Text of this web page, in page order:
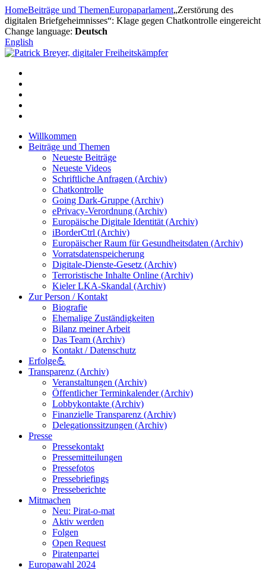
Zum
Inhalt
springen
HomeBeiträge und ThemenEuropaparlament„Zerstörung des
digitalen Briefgeheimnisses“: Klage gegen Chatkontrolle eingereicht
Change language: Deutsch
English
Willkommen
Beiträge und Themen
Neueste Beiträge
Neueste Videos
Schriftliche Anfragen (Archiv)
Chatkontrolle
Going Dark-Gruppe (Archiv)
ePrivacy-Verordnung (Archiv)
Europäische Digitale Identität (Archiv)
iBorderCtrl (Archiv)
Europäischer Raum für Gesundheitsdaten (Archiv)
Vorratsdatenspeicherung
Digitale-Dienste-Gesetz (Archiv)
Terroristische Inhalte Online (Archiv)
Kieler LKA-Skandal (Archiv)
Zur Person / Kontakt
Biografie
Ehemalige Zuständigkeiten
Bilanz meiner Arbeit
Das Team (Archiv)
Kontakt / Datenschutz
Erfolge💪
Transparenz (Archiv)
Veranstaltungen (Archiv)
Öffentlicher Terminkalender (Archiv)
Lobbykontakte (Archiv)
Finanzielle Transparenz (Archiv)
Delegationssitzungen (Archiv)
Presse
Pressekontakt
Pressemitteilungen
Pressefotos
Pressebriefings
Presseberichte
Mitmachen
Neu: Pirat-o-mat
Aktiv werden
Folgen
Open Request
Piratenpartei
Europawahl 2024